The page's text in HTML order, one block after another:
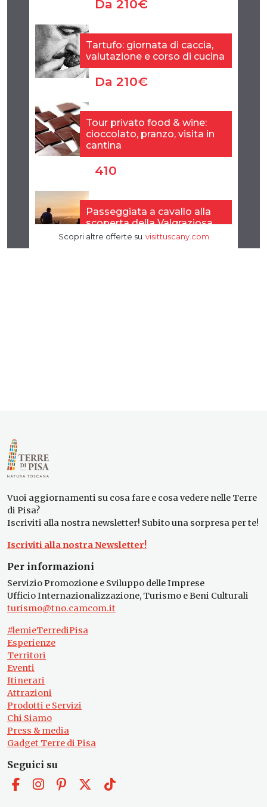
Vuoi aggiornamenti su cosa fare e cosa vedere nelle Terre
di Pisa?
Iscriviti alla nostra newsletter! Subito una sorpresa per te!
Iscriviti alla nostra Newsletter!
Per informazioni
Servizio Promozione e Sviluppo delle Imprese
Ufficio Internazionalizzazione, Turismo e Beni Culturali
turismo@tno.camcom.it
#lemieTerrediPisa
Esperienze
Territori
Eventi
Itinerari
Attrazioni
Prodotti e Servizi
Chi Siamo
Press & media
Gadget Terre di Pisa
Seguici su